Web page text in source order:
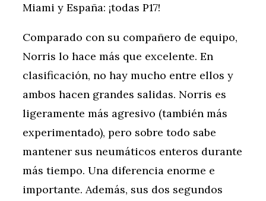
Miami y España: ¡todas P17!
Comparado con su compañero de equipo,
Norris lo hace más que excelente. En
clasificación, no hay mucho entre ellos y
ambos hacen grandes salidas. Norris es
ligeramente más agresivo (también más
experimentado), pero sobre todo sabe
mantener sus neumáticos enteros durante
más tiempo. Una diferencia enorme e
importante. Además, sus dos segundos